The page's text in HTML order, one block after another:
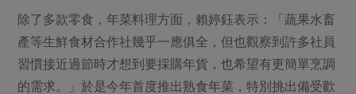
除了多款零食，年菜料理方面，賴婷鈺表示：「蔬果水畜
產等生鮮食材合作社幾乎一應俱全，但也觀察到許多社員
習慣接近過節時才想到要採購年貨，也希望有更簡單烹調
的需求。」於是今年首度推出熟食年菜，特別挑出備受歡